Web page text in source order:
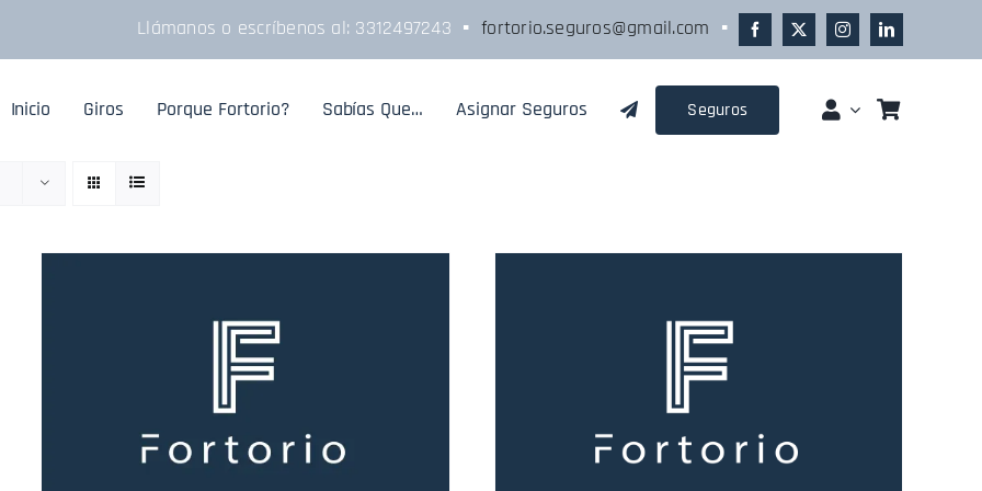
Llámanos o escríbenos al: 3312497243 ▪fortorio.seguros@gmail.com ▪
Inicio Giros Porque Fortorio? Sabías Que… Asignar Seguros Seguros